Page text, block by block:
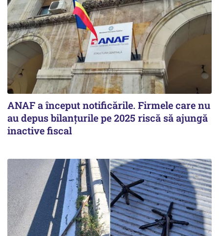
ANAF a început notificările. Firmele care nu
au depus bilanțurile pe 2025 riscă să ajungă
inactive fiscal